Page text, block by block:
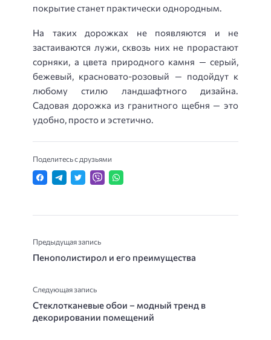
покрытие станет практически однородным.
На таких дорожках не появляются и не
застаиваются лужи, сквозь них не прорастают
сорняки, а цвета природного камня — серый,
бежевый, красновато-розовый — подойдут к
любому стилю ландшафтного дизайна.
Садовая дорожка из гранитного щебня — это
удобно, просто и эстетично.
Поделитесь с друзьями
Предыдущая запись
Пенополистирол и его преимущества
Следующая запись
Стеклотканевые обои – модный тренд в
декорировании помещений